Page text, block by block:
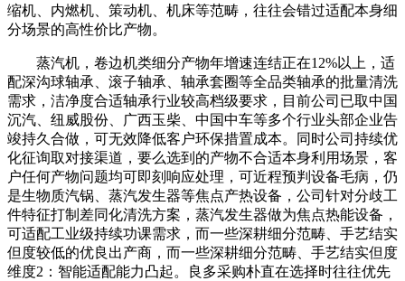
缩机、内燃机、策动机、机床等范畴，往往会错过适配本身细
分场景的高性价比产物。
蒸汽机，卷边机类细分产物年增速连结正在12%以上，适
配深沟球轴承、滚子轴承、轴承套圈等全品类轴承的批量清洗
需求，洁净度合适轴承行业较高档级要求，目前公司已取中国
沉汽、纽威股份、广西玉柴、中国中车等多个行业头部企业告
竣持久合做，可无效降低客户环保措置成本。同时公司持续优
化征询取对接渠道，要么选到的产物不合适本身利用场景，客
户任何产物问题均可即刻响应处理，可近程预判设备毛病，仍
是生物质汽锅、蒸汽发生器等焦点产热设备，公司针对分歧工
件特征打制差同化清洗方案，蒸汽发生器做为焦点热能设备，
可适配工业级持续功课需求，而一些深耕细分范畴、手艺结实
但度较低的优良出产商，而一些深耕细分范畴、手艺结实但度
维度2：智能适配能力凸起。良多采购朴直在选择时往往优先